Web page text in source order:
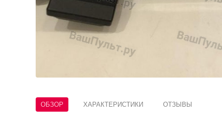
ОБЗОР ХАРАКТЕРИСТИКИ ОТЗЫВЫ